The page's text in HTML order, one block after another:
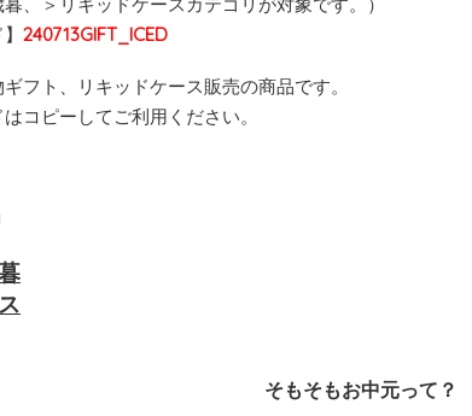
暮、＞リキッドケースカテゴリが対象です。）
240713GIFT_ICED
フト、リキッドケース販売の商品です。
コピーしてご利用ください。
そもそもお中元って？